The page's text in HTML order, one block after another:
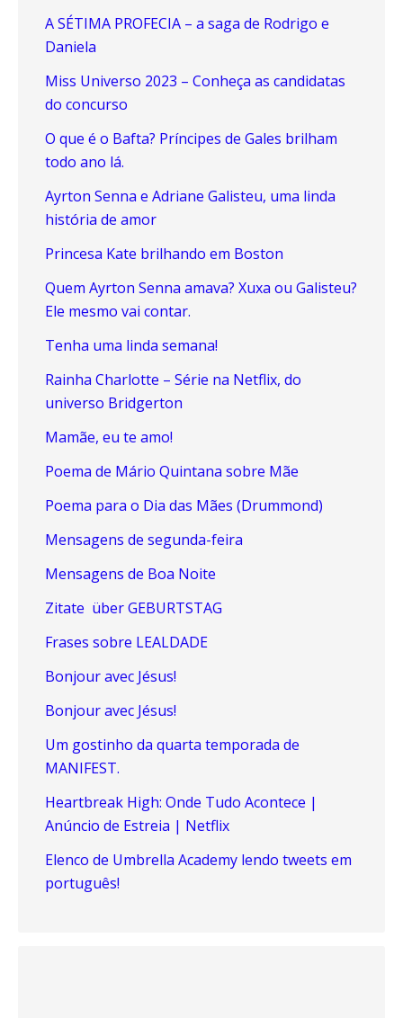
A SÉTIMA PROFECIA – a saga de Rodrigo e
Daniela
Miss Universo 2023 – Conheça as candidatas
do concurso
O que é o Bafta? Príncipes de Gales brilham
todo ano lá.
Ayrton Senna e Adriane Galisteu, uma linda
história de amor
Princesa Kate brilhando em Boston
Quem Ayrton Senna amava? Xuxa ou Galisteu?
Ele mesmo vai contar.
Tenha uma linda semana!
Rainha Charlotte – Série na Netflix, do
universo Bridgerton
Mamãe, eu te amo!
Poema de Mário Quintana sobre Mãe
Poema para o Dia das Mães (Drummond)
Mensagens de segunda-feira
Mensagens de Boa Noite
Zitate über GEBURTSTAG
Frases sobre LEALDADE
Bonjour avec Jésus!
Bonjour avec Jésus!
Um gostinho da quarta temporada de
MANIFEST.
Heartbreak High: Onde Tudo Acontece |
Anúncio de Estreia | Netflix
Elenco de Umbrella Academy lendo tweets em
português!